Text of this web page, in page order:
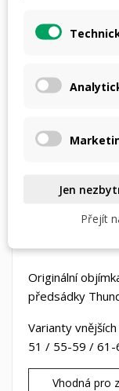
nebo4 × 924,- Kčs
Originální
předsádky
Varianty
51 / 55-59 / 61-
Vhodná pro
Jen
Přejít